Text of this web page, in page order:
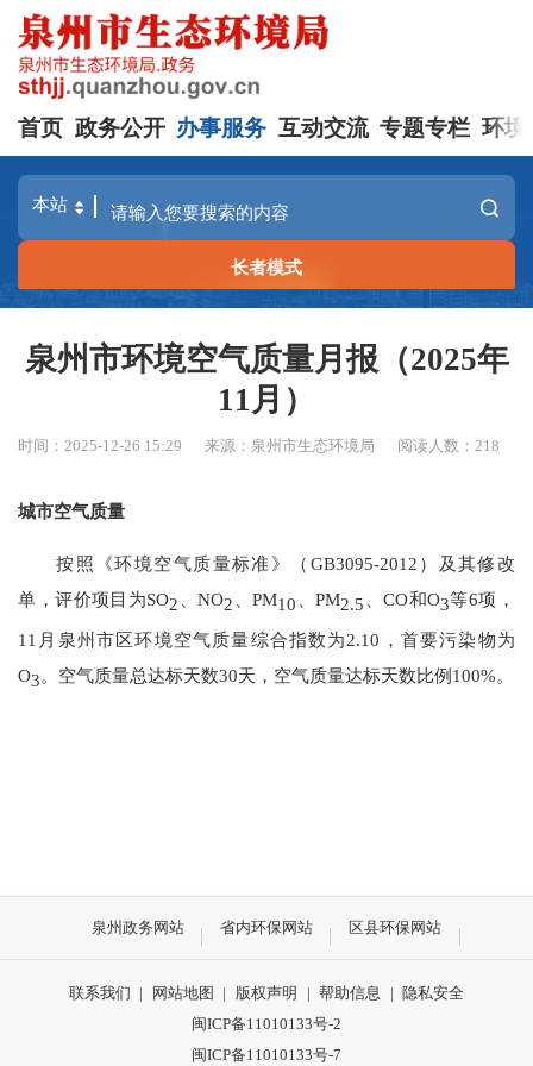
首页 政务公开 办事服务 互动交流 专题专栏 环境
长者模式
泉州市环境空气质量月报（2025年
11月）
时间：2025-12-26 15:29 来源：泉州市生态环境局 阅读人数：218
城市空气质量
按照《环境空气质量标准》（ GB3095-2012）及其修改
单，评价项目为SO2 、NO2 、PM10 、PM2.5 、CO和O3等6项，
11 月泉州市区环境空气质量综合指数为2.10 ，首要污染物为
O3。空气质量总达标天数30天 ， 空气质量达标天数比例100%。
泉州政务网站 省内环保网站 区县环保网站
联系我们 | 网站地图 | 版权声明 | 帮助信息 | 隐私安全
闽ICP备11010133号-2
闽ICP备11010133号-7